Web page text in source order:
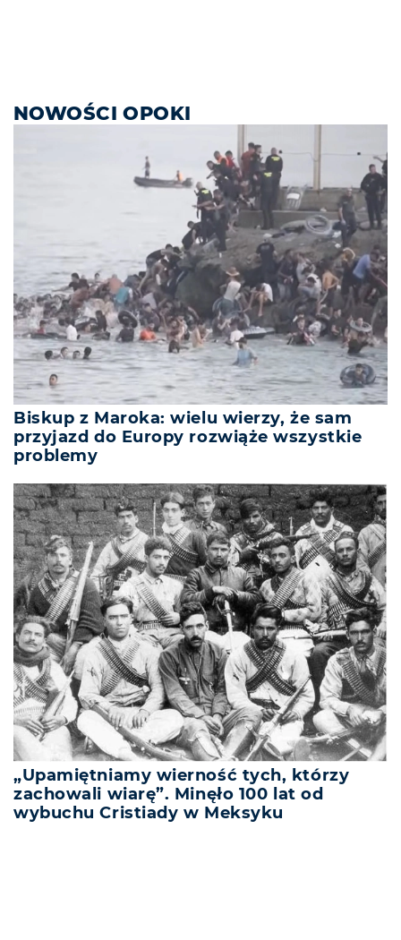
NOWOŚCI OPOKI
Biskup z Maroka: wielu wierzy, że sam
przyjazd do Europy rozwiąże wszystkie
problemy
„Upamiętniamy wierność tych, którzy
zachowali wiarę”. Minęło 100 lat od
wybuchu Cristiady w Meksyku